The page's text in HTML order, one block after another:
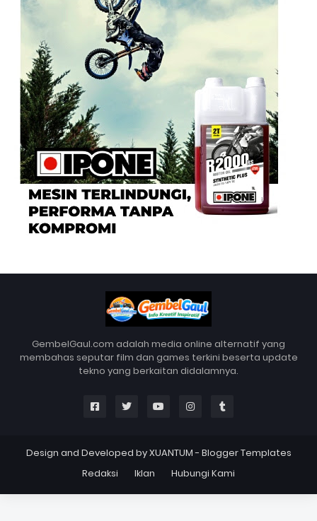
GembelGaul.com adalah media online alternatif yang
membahas seputar film dan games terkini beserta update
tekno yang berkaitan didalamnya.
Design and Developed byXUANTUM- Blogger Templates
Redaksi
Iklan Hubungi Kami